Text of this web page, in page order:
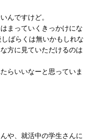
んですけど。
まっていくきっかけにな
ばらくは無いかもしれな
方に見ていただけるのは
らいいなーと思っていま
や、就活中の学生さんに